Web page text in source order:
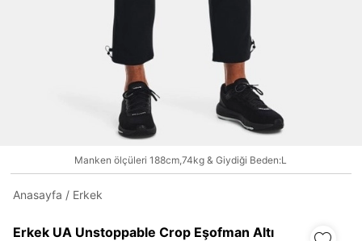
Under Armour'da yeni misiniz?
Üye Olmadan Devam Et
Manken ölçüleri 188cm,74kg & Giydiği Beden:L
Anasayfa / Erkek
Erkek UA Unstoppable Crop Eşofman Altı
Daha hızlı ödeme. Hızlı sipariş takibi.
Giriş Yap Kayıt Ol